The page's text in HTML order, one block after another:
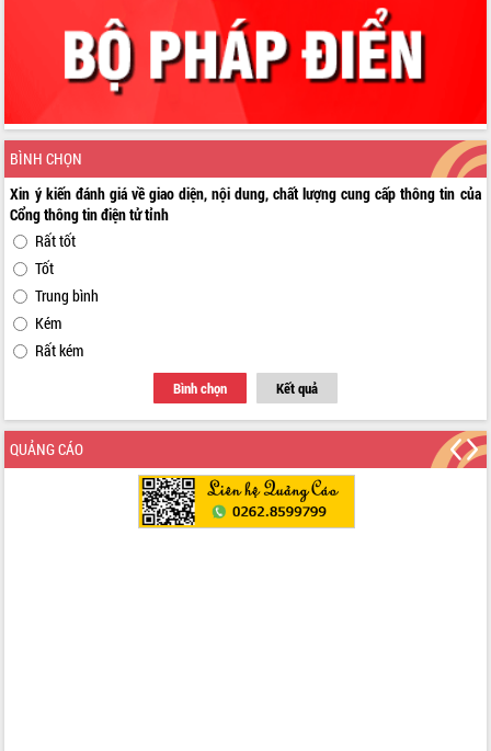
BÌNH CHỌN
Xin ý kiến đánh giá về giao diện, nội dung, chất lượng cung cấp thông tin của
Cổng thông tin điện tử tỉnh
Rất tốt
Tốt
Trung bình
Kém
Rất kém
Bình chọn Kết quả
QUẢNG CÁO